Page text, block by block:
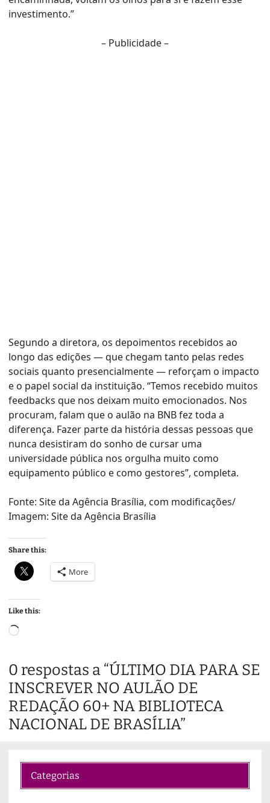
investimento.”
– Publicidade –
Segundo a diretora, os depoimentos recebidos ao
longo das edições — que chegam tanto pelas redes
sociais quanto presencialmente — reforçam o impacto
e o papel social da instituição. “Temos recebido muitos
feedbacks que nos deixam muito emocionados. Nos
procuram, falam que o aulão na BNB fez toda a
diferença. Fazer parte da história dessas pessoas que
nunca desistiram do sonho de cursar uma
universidade pública nos orgulha muito como
equipamento público e como gestores”, completa.
Fonte: Site da Agência Brasília, com modificações/
Imagem: Site da Agência Brasília
Share this:
More
Like this:
L
d
i
n
g
…
0 respostas a “ÚLTIMO DIA PARA SE
INSCREVER NO AULÃO DE
REDAÇÃO 60+ NA BIBLIOTECA
NACIONAL DE BRASÍLIA”
Categorias